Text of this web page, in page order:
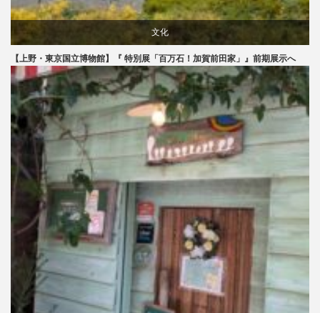
文化
美術展・美術館・博物館巡り
【上野・東京国立博物館】『 特別展「百万石！加賀前田家」』前期展示へ